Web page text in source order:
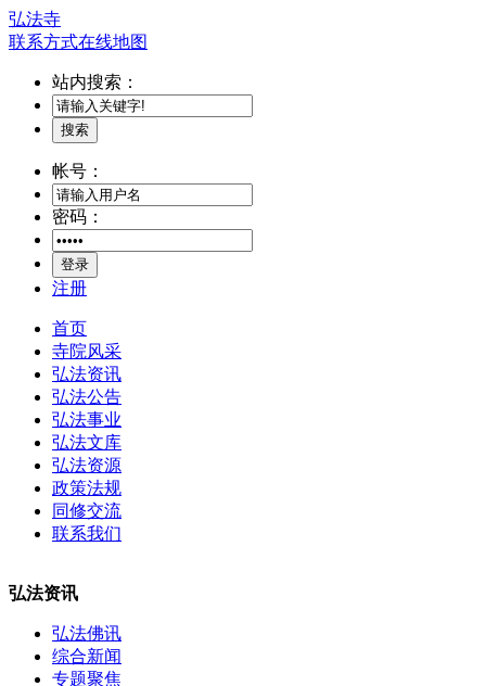
弘法寺
联系方式在线地图
站内搜索：
搜索
帐号：
密码：
登录
注册
首页
寺院风采
弘法资讯
弘法公告
弘法事业
弘法文库
弘法资源
政策法规
同修交流
联系我们
弘法资讯
弘法佛讯
综合新闻
专题聚焦